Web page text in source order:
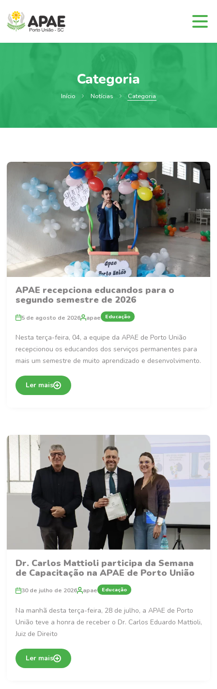
Categoria
Início Notícias Categoria
APAE recepciona educandos para o
segundo semestre de 2026
5 de agosto de 2026 apae Educação
Nesta terça-feira, 04, a equipe da APAE de Porto União
recepcionou os educandos dos serviços permanentes para
mais um semestre de muito aprendizado e desenvolvimento.
Ler mais
Dr. Carlos Mattioli participa da Semana
de Capacitação na APAE de Porto União
30 de julho de 2026 apae Educação
Na manhã desta terça-feira, 28 de julho, a APAE de Porto
União teve a honra de receber o Dr. Carlos Eduardo Mattioli,
Juiz de Direito
Ler mais